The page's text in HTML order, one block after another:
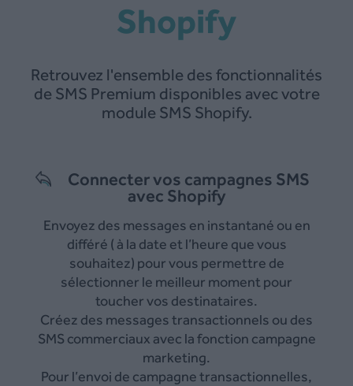
Shopify
Retrouvez l'ensemble des fonctionnalités
de SMS Premium disponibles avec votre
module SMS Shopify.
Connecter vos campagnes SMS
avec Shopify
Envoyez des messages en instantané ou en
différé ( à la date et l’heure que vous
souhaitez) pour vous permettre de
sélectionner le meilleur moment pour
toucher vos destinataires.
Créez des messages transactionnels ou des
SMS commerciaux avec la fonction campagne
marketing.
Pour l’envoi de campagne transactionnelles,